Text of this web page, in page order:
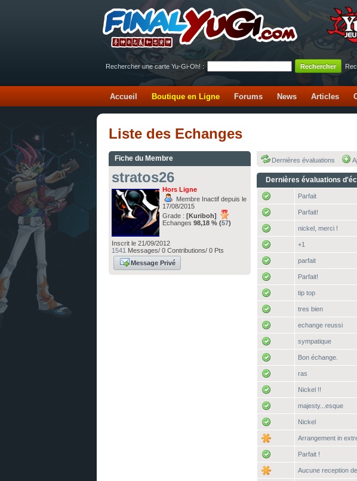
Rechercher une carte Yu-Gi-Oh! :
Accueil Boutique en Ligne Forums News Articles
Liste des Echanges
Fiche du Membre
stratos26
Hors Ligne
Membre Inactif depuis le
17/08/2015
Grade : [Kuriboh]
Echanges 98,18 % (57)
Inscrit le 21/09/2012
1541 Messages/ 0 Contributions/ 0 Pts
Message Privé
Dernières évaluations
Dernières évaluations
Parfait
Parfait!
nickel, merci !
+1
parfait
Parfait!
tip top
tres bien
echange reussi
sympatique
Bon échange.
ras
Nickel !!
majesty...esque
Nickel
Arrangement in
Parfait !
Aucune reception